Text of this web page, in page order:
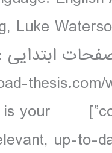
Luke
Peru is your
up-to-